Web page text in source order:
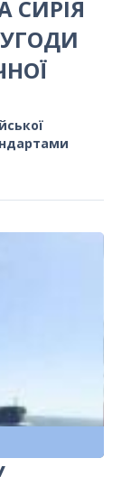
СИРІЯ